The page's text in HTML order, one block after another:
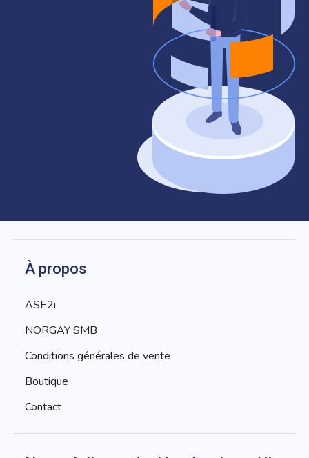
À propos
ASE2i
NORGAY SMB
Conditions générales de vente
Boutique
Contact